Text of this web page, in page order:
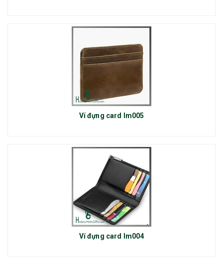
Ví đựng card lm005
Ví đựng card lm004